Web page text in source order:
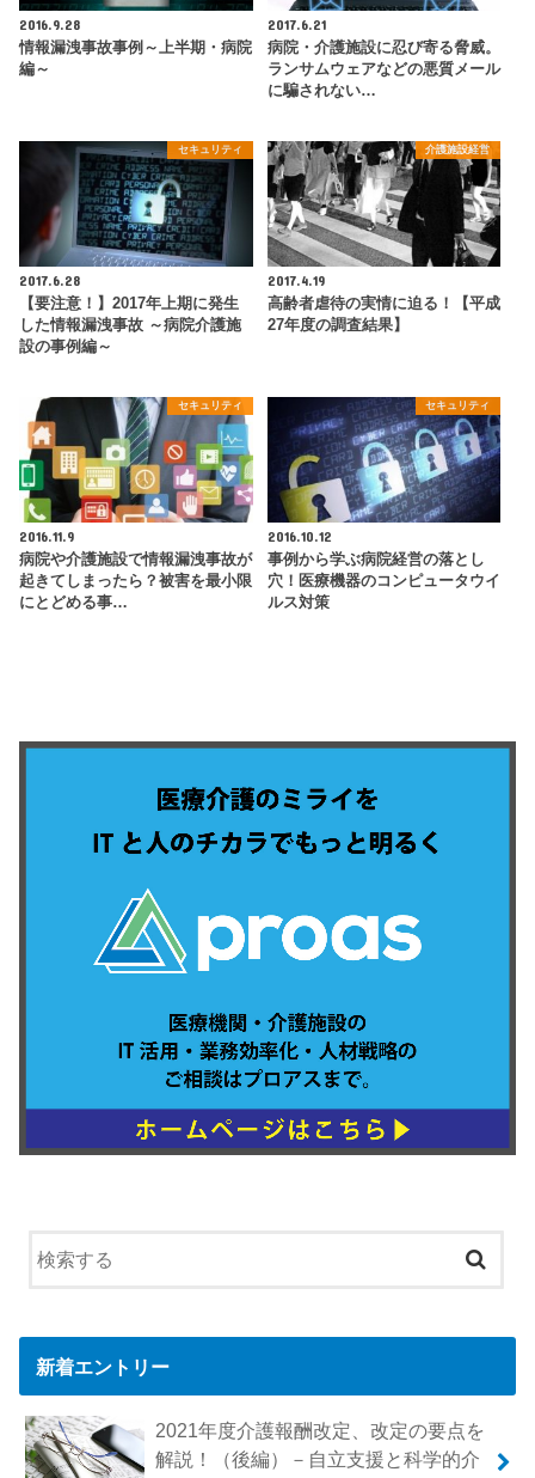
2016.9.28
情報漏洩事故事例～上半期・病院
編～
2017.6.21
病院・介護施設に忍び寄る脅威。
ランサムウェアなどの悪質メール
に騙されない…
セキュリティ
2017.6.28
【要注意！】2017年上期に発生
した情報漏洩事故 ～病院介護施
設の事例編～
介護施設経営
2017.4.19
高齢者虐待の実情に迫る！【平成
27年度の調査結果】
セキュリティ
2016.11.9
病院や介護施設で情報漏洩事故が
起きてしまったら？被害を最小限
にとどめる事…
セキュリティ
2016.10.12
事例から学ぶ病院経営の落とし
穴！医療機器のコンピュータウイ
ルス対策
新着エントリー
2021年度介護報酬改定、改定の要点を
解説！（後編）－自立支援と科学的介